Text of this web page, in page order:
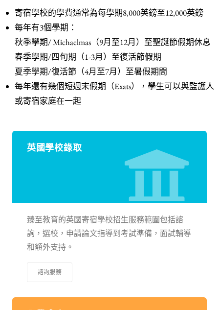
寄宿學校的學費通常為每學期8,000英鎊至12,000英鎊
每年有3個學期：
秋季學期/ Michaelmas（9月至12月）至聖誕節假期休息
春季學期/四旬期（1-3月）至復活節假期
夏季學期/復活節（4月至7月）至暑假期間
每年還有幾個短週末假期（Exats），學生可以與監護人
或寄宿家庭在一起
英國學校錄取
臻至教育的英國寄宿學校招生服務範圍包括諮
詢，選校，申請論文指導到考試準備，面試輔導
和額外支持。
諮詢服務